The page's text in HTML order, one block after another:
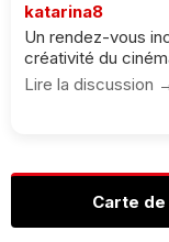
katarina8
Un rendez-vous
créativité du
Lire la discussion
Carte